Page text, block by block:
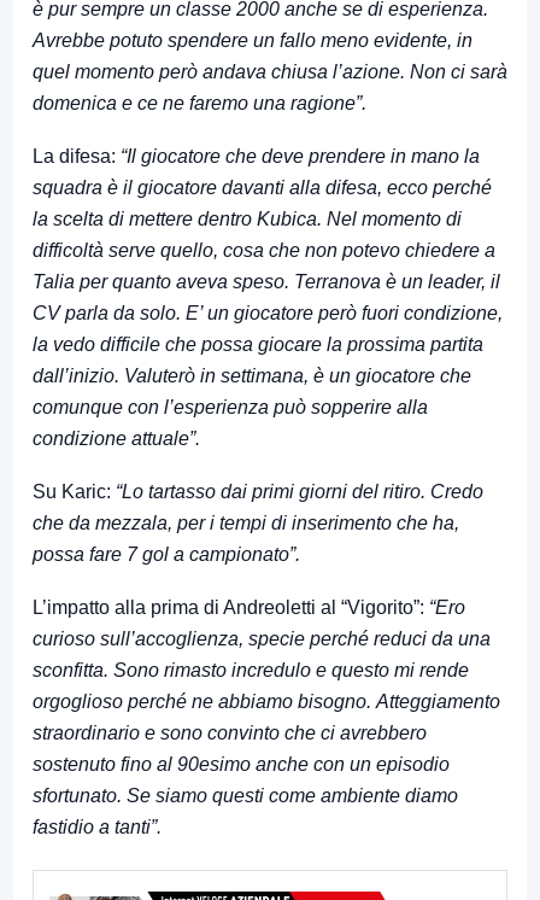
è pur sempre un classe 2000 anche se di esperienza.
Avrebbe potuto spendere un fallo meno evidente, in
quel momento però andava chiusa l’azione. Non ci sarà
domenica e ce ne faremo una ragione”.
La difesa: “Il giocatore che deve prendere in mano la
squadra è il giocatore davanti alla difesa, ecco perché
la scelta di mettere dentro Kubica. Nel momento di
difficoltà serve quello, cosa che non potevo chiedere a
Talia per quanto aveva speso. Terranova è un leader, il
CV parla da solo. E’ un giocatore però fuori condizione,
la vedo difficile che possa giocare la prossima partita
dall’inizio. Valuterò in settimana, è un giocatore che
comunque con l’esperienza può sopperire alla
condizione attuale”.
Su Karic: “Lo tartasso dai primi giorni del ritiro. Credo
che da mezzala, per i tempi di inserimento che ha,
possa fare 7 gol a campionato”.
L’impatto alla prima di Andreoletti al “Vigorito”: “Ero
curioso sull’accoglienza, specie perché reduci da una
sconfitta. Sono rimasto incredulo e questo mi rende
orgoglioso perché ne abbiamo bisogno. Atteggiamento
straordinario e sono convinto che ci avrebbero
sostenuto fino al 90esimo anche con un episodio
sfortunato. Se siamo questi come ambiente diamo
fastidio a tanti”.